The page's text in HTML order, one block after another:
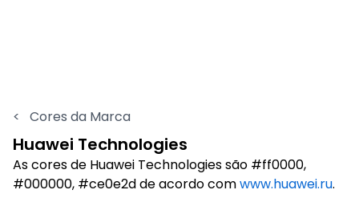
< Cores da Marca
Huawei Technologies
As cores de Huawei Technologies são #ff0000,
#000000, #ce0e2d de acordo comwww.huawei.ru.